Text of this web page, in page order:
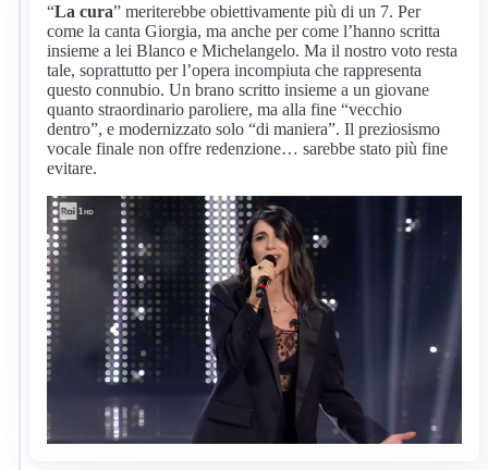
“La cura” meriterebbe obiettivamente più di un 7. Per
come la canta Giorgia, ma anche per come l’hanno scritta
insieme a lei Blanco e Michelangelo. Ma il nostro voto resta
tale, soprattutto per l’opera incompiuta che rappresenta
questo connubio. Un brano scritto insieme a un giovane
quanto straordinario paroliere, ma alla fine “vecchio
dentro”, e modernizzato solo “di maniera”. Il preziosismo
vocale finale non offre redenzione… sarebbe stato più fine
evitare.